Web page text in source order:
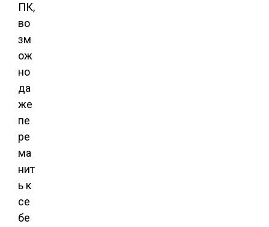
ПК,
во
зм
ож
но
да
же
пе
ре
ма
нит
ь к
се
бе